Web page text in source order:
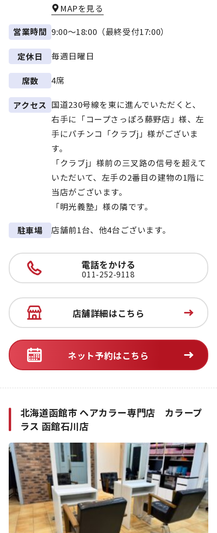
MAPを見る
営業時間 9:00～18:00（最終受付17:00）
定休日 毎週日曜日
席数 4席
アクセス 国道230号線を東に進んでいただくと、
右手に「コープさっぽろ藤野店」様、左
手にパチンコ「クラブj」様がございま
す。
「クラブj」様前の三叉路の信号を超えて
いただいて、左手の2番目の建物の1階に
当店がございます。
「明光義塾」様の隣です。
駐車場 店舗前1台、他4台ございます。
電話をかける
011-252-9118
店舗詳細はこちら
ネット予約はこちら
北海道函館市 ヘアカラー専門店 カラープ
ラス 函館石川店